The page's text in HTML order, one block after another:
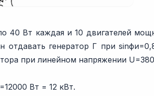
40 Вт каждая и 10 двигателей
генератор Г при
при линейном напряжении
Вт = 12 кВт.